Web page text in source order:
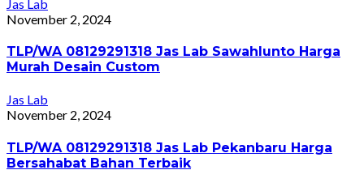
Jas Lab
November 2, 2024
TLP/WA 08129291318 Jas Lab Sawahlunto Harga
Murah Desain Custom
Jas Lab
November 2, 2024
TLP/WA 08129291318 Jas Lab Pekanbaru Harga
Bersahabat Bahan Terbaik